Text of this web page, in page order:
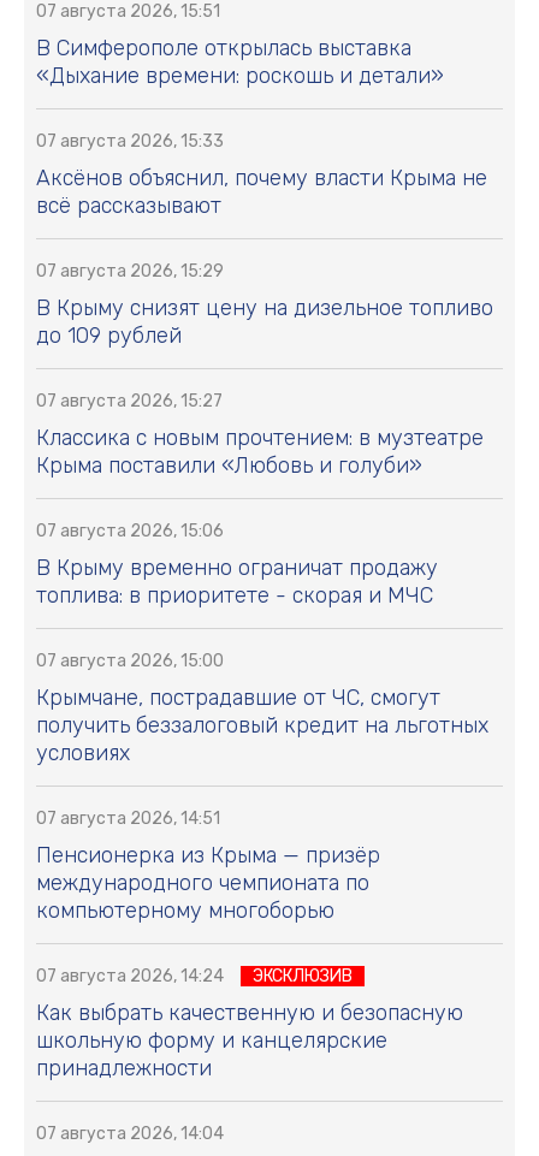
07 августа 2026, 15:51
В Симферополе открылась выставка
«Дыхание времени: роскошь и детали»
07 августа 2026, 15:33
Аксёнов объяснил, почему власти Крыма не
всё рассказывают
07 августа 2026, 15:29
В Крыму снизят цену на дизельное топливо
до 109 рублей
07 августа 2026, 15:27
Классика с новым прочтением: в музтеатре
Крыма поставили «Любовь и голуби»
07 августа 2026, 15:06
В Крыму временно ограничат продажу
топлива: в приоритете - скорая и МЧС
07 августа 2026, 15:00
Крымчане, пострадавшие от ЧС, смогут
получить беззалоговый кредит на льготных
условиях
07 августа 2026, 14:51
Пенсионерка из Крыма — призёр
международного чемпионата по
компьютерному многоборью
07 августа 2026, 14:24 ЭКСКЛЮЗИВ
Как выбрать качественную и безопасную
школьную форму и канцелярские
принадлежности
07 августа 2026, 14:04